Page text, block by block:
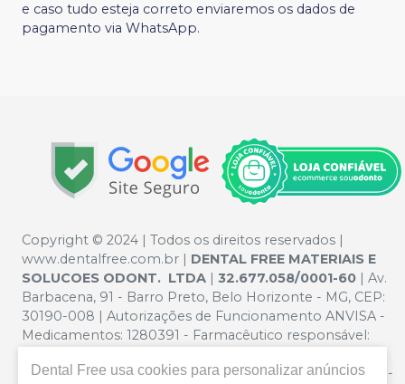
e caso tudo esteja correto enviaremos os dados de
pagamento via WhatsApp.
Copyright © 2024 | Todos os direitos reservados |
www.dentalfree.com.br | DENTAL FREE MATERIAIS E
SOLUCOES ODONT. LTDA
32.677.058/0001-60
| Av.
Barbacena, 91 - Barro Preto, Belo Horizonte - MG, CEP:
30190-008 | Autorizações de Funcionamento ANVISA -
Medicamentos: 1280391 - Farmacêutico responsável:
Privacidade e Segurança - Fotos meramente ilustrativas -
Dental Free usa cookies para personalizar anúncios